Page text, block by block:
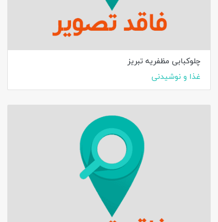
چلوکبابی مظفریه تبریز
غذا و نوشیدنی